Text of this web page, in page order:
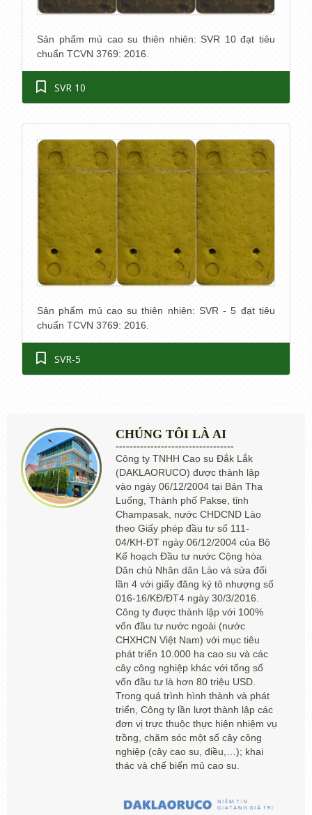
Sản phẩm mủ cao su thiên nhiên: SVR 10 đạt tiêu
chuẩn TCVN 3769: 2016.
SVR 10
Sản phẩm mủ cao su thiên nhiên: SVR - 5 đạt tiêu
chuẩn TCVN 3769: 2016.
SVR-5
CHÚNG TÔI LÀ AI
----------------------------------
Công ty TNHH Cao su Đắk Lắk
(DAKLAORUCO) được thành lập
vào ngày 06/12/2004 tại Bản Tha
Luống, Thành phố Pakse, tỉnh
Champasak, nước CHDCND Lào
theo Giấy phép đầu tư số 111-
04/KH-ĐT ngày 06/12/2004 của Bộ
Kế hoạch Đầu tư nước Cộng hòa
Dân chủ Nhân dân Lào và sửa đổi
lần 4 với giấy đăng ký tô nhượng số
016-16/KĐ/ĐT4 ngày 30/3/2016.
Công ty được thành lập với 100%
vốn đầu tư nước ngoài (nước
CHXHCN Việt Nam) với mục tiêu
phát triển 10.000 ha cao su và các
cây công nghiệp khác với tổng số
vốn đầu tư là hơn 80 triệu USD.
Trong quá trình hình thành và phát
triển, Công ty lần lượt thành lập các
đơn vị trực thuộc thực hiện nhiệm vụ
trồng, chăm sóc một số cây công
nghiệp (cây cao su, điều,…); khai
thác và chế biến mủ cao su.